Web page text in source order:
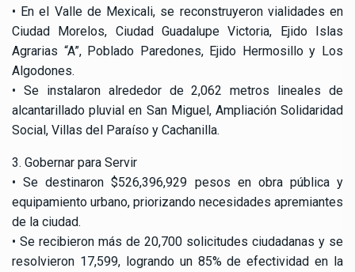
• En el Valle de Mexicali, se reconstruyeron vialidades en
Ciudad Morelos, Ciudad Guadalupe Victoria, Ejido Islas
Agrarias “A”, Poblado Paredones, Ejido Hermosillo y Los
Algodones.
• Se instalaron alrededor de 2,062 metros lineales de
alcantarillado pluvial en San Miguel, Ampliación Solidaridad
Social, Villas del Paraíso y Cachanilla.
3. Gobernar para Servir
• Se destinaron $526,396,929 pesos en obra pública y
equipamiento urbano, priorizando necesidades apremiantes
de la ciudad.
• Se recibieron más de 20,700 solicitudes ciudadanas y se
resolvieron 17,599, logrando un 85% de efectividad en la